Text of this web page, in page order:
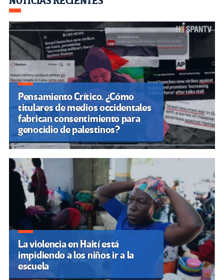
Navegación
de
entradas
Pensamiento Crítico. ¿Cómo
titulares de medios occidentales
fabrican consentimiento para
genocidio de palestinos?
La violencia en Haití está
impidiendo a los niños ir a la
escuela